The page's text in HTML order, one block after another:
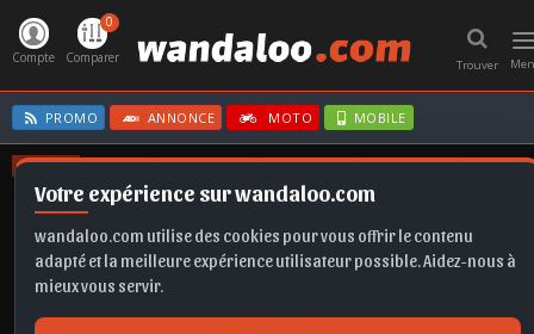
Votre expérience sur wandaloo.com
wandaloo.com utilise des cookies pour vous offrir le contenu
adapté et la meilleure expérience utilisateur possible. Aidez-nous à
mieux vous servir.
Trouver
Compte
0
Comparer
PROMO ANNONCE MOTO MOBILE
OFFRES
CORSA BVA CLIO E-TECH